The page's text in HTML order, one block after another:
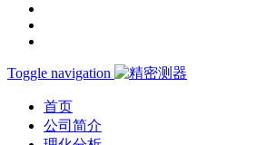
Toggle navigation
首页
公司简介